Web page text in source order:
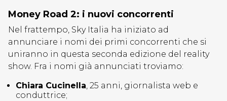
Money Road 2: i nuovi concorrenti
Nel frattempo, Sky Italia ha iniziato ad
annunciare i nomi dei primi concorrenti che si
uniranno in questa seconda edizione del reality
show. Fra i nomi già annunciati troviamo:
Chiara Cucinella, 25 anni, giornalista web e
conduttrice;